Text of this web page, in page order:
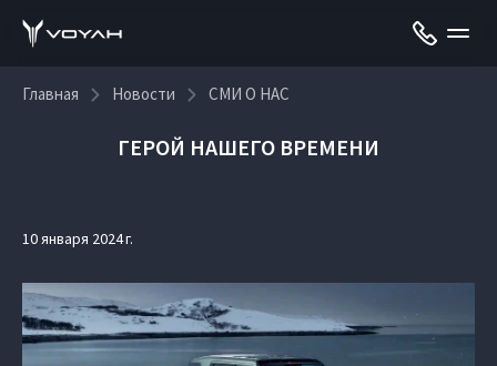
Главная Новости СМИ О НАС
ГЕРОЙ НАШЕГО ВРЕМЕНИ
10 января 2024 г.